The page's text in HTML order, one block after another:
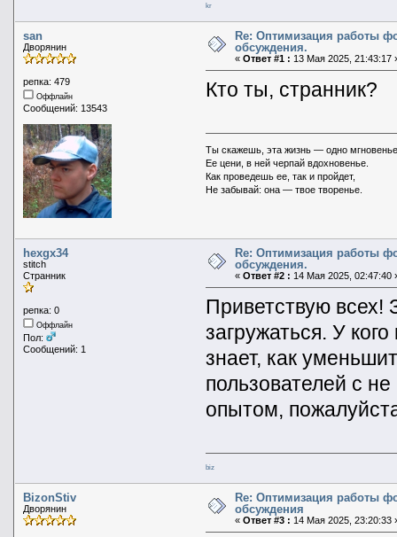
kr
san
Дворянин
репка: 479
Оффлайн
Сообщений: 13543
Re: Оптимизация работы
обсуждения.
« Ответ #1 : 13 Мая 2025, 21:43:17
Кто ты, странник?
Ты скажешь, эта жизнь — одно
Ее цени, в ней черпай вдохновенье.
Как проведешь ее, так и пройдет,
Не забывай: она — твое творенье.
hexgx34
stitch
Странник
репка: 0
Оффлайн
Пол:
Сообщений: 1
Re: Оптимизация работы
обсуждения.
« Ответ #2 : 14 Мая 2025, 02:47:40
Приветствую всех!
загружаться. У
знает, как
пользователей с
опытом,
biz
BizonStiv
Дворянин
Re: Оптимизация работы
обсуждения
« Ответ #3 : 14 Мая 2025, 23:20:33